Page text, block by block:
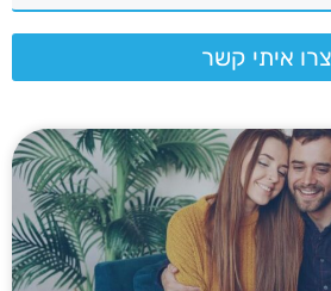
צרו איתי קשר